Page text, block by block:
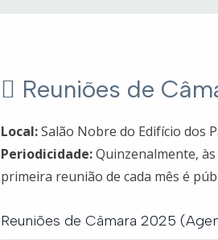
Reuniões de
Local:Salão Nobre do Edifício dos
Periodicidade:Quinzenalmente,
primeira reunião de cada mês é
Reuniões de Câmara 2025
Reuniões de Câmara 2025